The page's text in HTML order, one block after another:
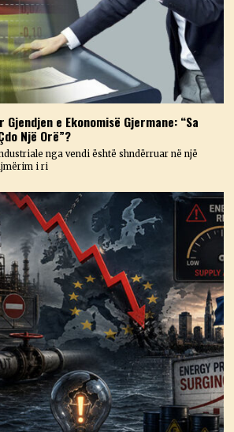
e Ekonomisë Gjermane: “Sa
Një Orë”?
nga vendi është shndërruar në një
i ri